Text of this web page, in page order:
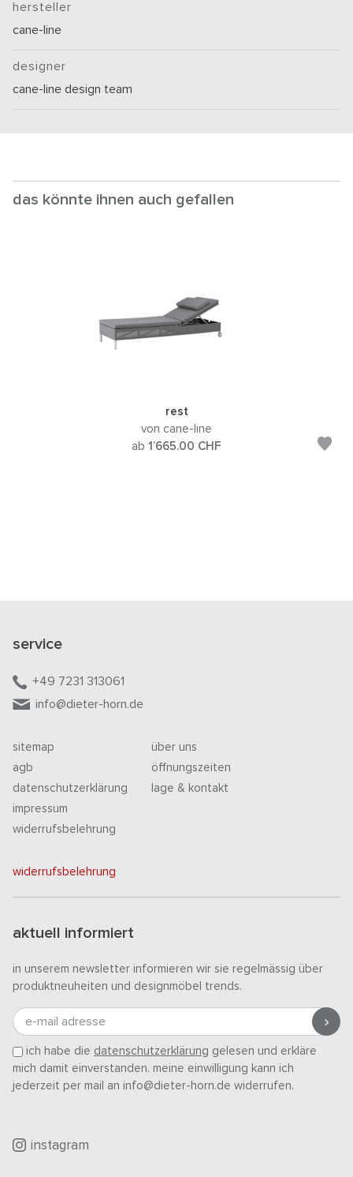
hersteller
cane-line
designer
cane-line design team
das könnte ihnen auch gefallen
rest
von cane-line
ab 1’665.00 CHF
service
+49 7231 313061
info@dieter-horn.de
sitemap
agb
datenschutzerklärung
impressum
widerrufsbelehrung
über uns
öffnungszeiten
lage & kontakt
widerrufsbelehrung
aktuell informiert
in unserem newsletter informieren wir sie regelmässig über
produktneuheiten und designmöbel trends.
e-mail adresse
ich habe die datenschutzerklärung gelesen und erkläre
mich damit einverstanden. meine einwilligung kann ich
jederzeit per mail an info@dieter-horn.de widerrufen.
instagram